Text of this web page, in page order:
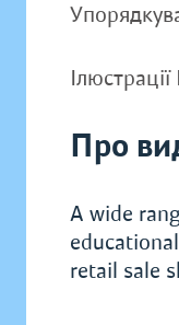
Про
A wide
retail sale